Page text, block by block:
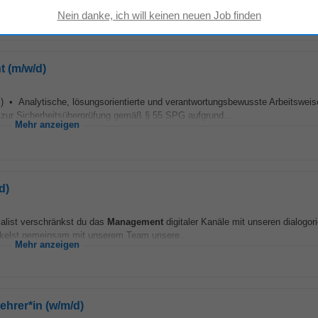
(m/w/d)
• Analytische, lösungsorientierte und verantwortungsbewusste
Sicherheitsüberprüfung gemäß § 55 SPG aufgrund...
Mehr anzeigen
verschränkst du das Management digitaler Kanäle mit unseren
gemeinsam mit unserem Team unsere...
Mehr anzeigen
(w/m/d)